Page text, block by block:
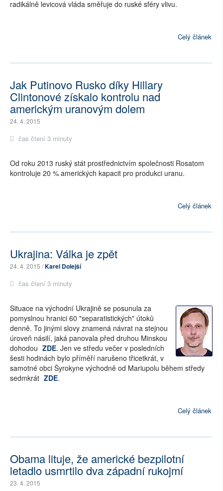
radikálně levicová vláda směřuje do ruské sféry vlivu.
Celý článek
Jak Putinovo Rusko díky Hillary
Clintonové získalo kontrolu nad
americkým uranovým dolem
24. 4. 2015
čas čtení 3 minuty
Od roku 2013 ruský stát prostřednictvím společnosti Rosatom
kontroluje 20 % amerických kapacit pro produkci uranu.
Celý článek
Ukrajina: Válka je zpět
24. 4. 2015 /Karel Dolejší
čas čtení 3 minuty
Situace na východní Ukrajině se posunula za
pomyslnou hranici 60 "separatistických" útoků
denně. To jinými slovy znamená návrat na stejnou
úroveň násilí, jaká panovala před druhou Minskou
dohodou ZDE. Jen ve středu večer v posledních
šesti hodinách bylo příměří narušeno třicetkrát, v
samotné obci Šyrokyne východně od Mariupolu během středy
sedmkrát ZDE.
Celý článek
Obama lituje, že americké bezpilotní
letadlo usmrtilo dva západní rukojmí
23. 4. 2015